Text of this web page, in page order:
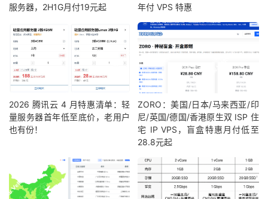
服务器，2H1G月付19元起
年付 VPS 特惠
2026 腾讯云 4 月特惠清单：轻
量服务器首年低至底价，老用户
也有份！
ZORO：美国/日本/马来西亚/印
尼/英国/德国/香港原生双 ISP 住
宅 IP VPS，盲盒特惠月付低至
28.8元起